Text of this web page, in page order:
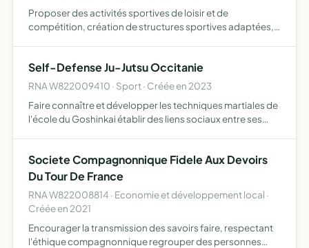
Proposer des activités sportives de loisir et de
compétition, création de structures sportives adaptées,
Self-Defense Ju-Jutsu Occitanie
RNA W822009410 · Sport · Créée en 2023
Faire connaître et développer les techniques martiales de
l'école du Goshinkai établir des liens sociaux entre ses
Societe Compagnonnique Fidele Aux Devoirs
Du Tour De France
RNA W822008814 · Economie et développement local ·
Créée en 2021
Encourager la transmission des savoirs faire, respectant
l'éthique compagnonnique regrouper des personnes